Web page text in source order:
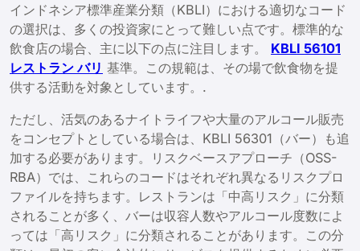
インドネシア標準産業分類（KBLI）における適切なコード
の選択は、多くの投資家にとって難しい点です。標準的な
飲食店の場合、主に以下の点に注目します。 KBLI 56101
レストラン バリ 基準。この規範は、その場で飲食物を提
供する活動を対象としています。.
ただし、活気のあるナイトライフや大量のアルコール販売
をコンセプトとしている場合は、KBLI 56301（バー）も追
加する必要があります。リスクベースアプローチ（OSS-
RBA）では、これらのコードはそれぞれ異なるリスクプロ
ファイルを持ちます。レストランは「中高リスク」に分類
されることが多く、バーは収容人数やアルコール度数によ
っては「高リスク」に分類されることがあります。この分